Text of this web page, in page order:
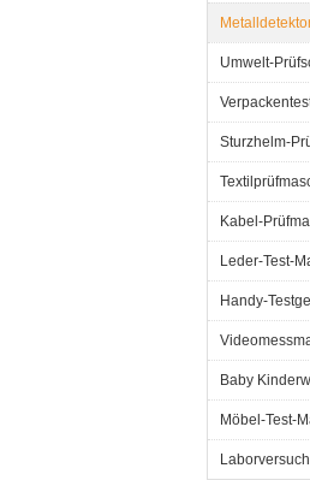
Umwelt-
Sturzhelm-
Kabel-
Leder-Test-
Handy-
Baby
Möbel-Test-